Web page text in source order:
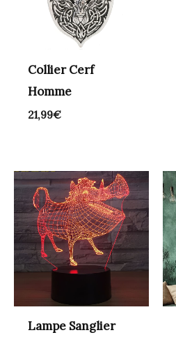
Collier Cerf
Homme
21,99€
Lampe Sanglier